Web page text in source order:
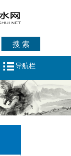
导航栏